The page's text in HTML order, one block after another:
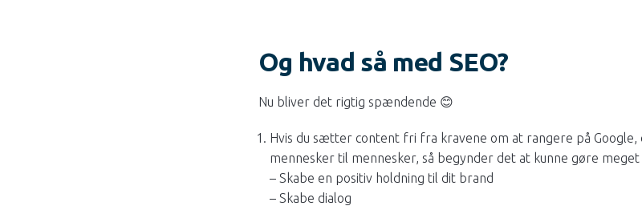
Og hvad så med SEO?
Nu bliver det rigtig spændende 😊
Hvis du sætter content fri fra kravene om at rangere på
mennesker til mennesker, så begynder det at kunne gøre
– Skabe en positiv holdning til dit brand
– Skabe dialog